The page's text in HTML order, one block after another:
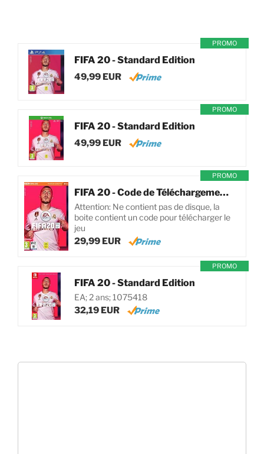
PROMO
FIFA 20 - Standard Edition
49,99 EUR
PROMO
FIFA 20 - Standard Edition
49,99 EUR
PROMO
FIFA 20 - Code de Téléchargement pour PC
Attention: Ne contient pas de disque, la
boite contient un code pour télécharger le
jeu
29,99 EUR
PROMO
FIFA 20 - Standard Edition
EA; 2 ans; 1075418
32,19 EUR